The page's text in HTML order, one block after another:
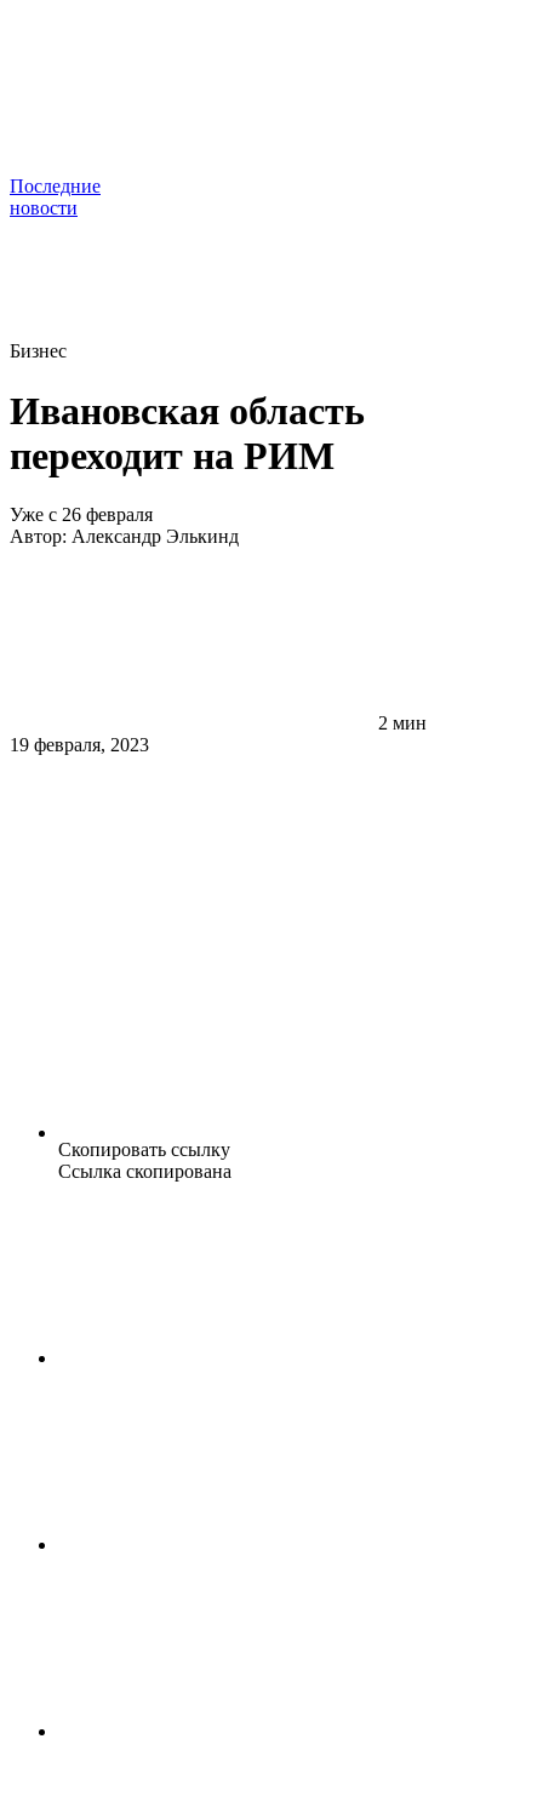
Последние
новости
Бизнес
Ивановская область
переходит на РИМ
Уже с 26 февраля
Автор: Александр Элькинд
2 мин
19 февраля, 2023
Скопировать ссылку
Ссылка скопирована